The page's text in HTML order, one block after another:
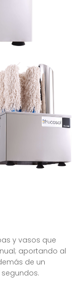
y vasos que
aportando al
de un